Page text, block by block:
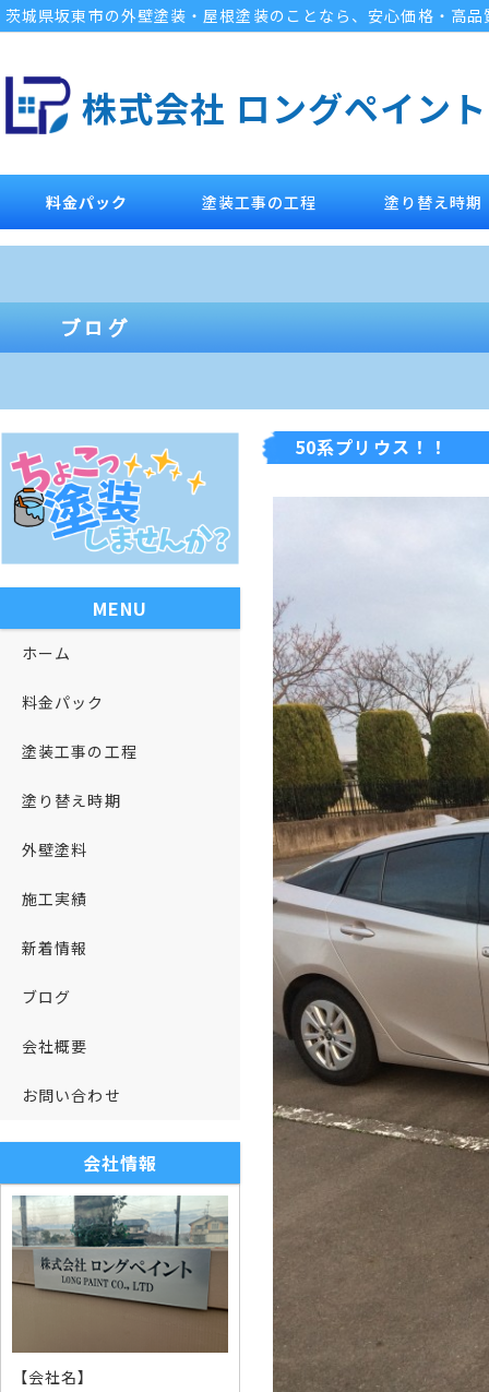
茨城県坂東市の外壁塗装・屋根塗装のことなら、安心価格・高
株式会社 ロングペイント
料金パック 塗装工事の工程 塗り替え時期
50系プリウス！！
MENU
ホーム
料金パック
塗装工事の工程
塗り替え時期
外壁塗料
施工実績
新着情報
ブログ
会社概要
お問い合わせ
会社情報
【会社名】